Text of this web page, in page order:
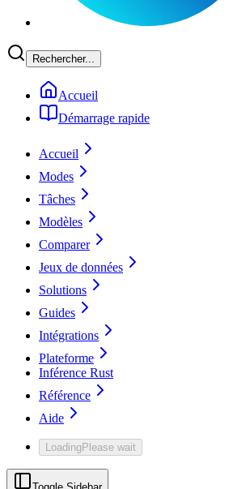
Rechercher...
Accueil
Démarrage rapide
Accueil
Modes
Tâches
Modèles
Comparer
Jeux de données
Solutions
Guides
Intégrations
Plateforme
Inférence Rust
Référence
Aide
LoadingPlease wait